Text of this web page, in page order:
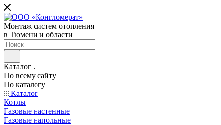
Монтаж систем отопления
в Тюмени и области
Каталог
По всему сайту
По каталогу
Каталог
Котлы
Газовые настенные
Газовые напольные